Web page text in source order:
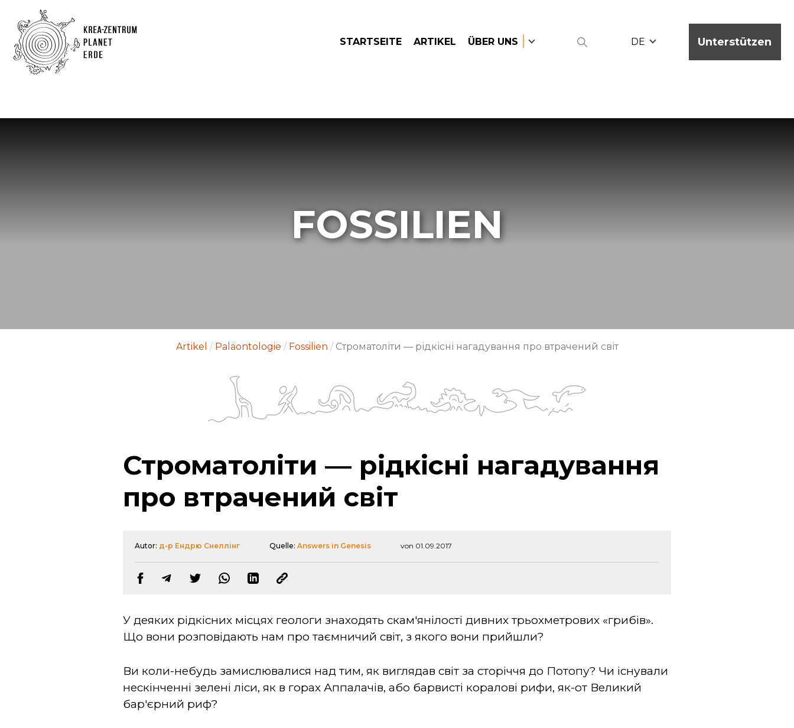
STARTSEITE ARTIKEL ÜBER UNS DE Unterstützen
FOSSILIEN
Artikel / Paläontologie / Fossilien / Строматоліти — рідкісні нагадування про втрачений світ
Строматоліти — рідкісні нагадування
про втрачений світ
Autor: д-р Ендрю Снеллінг Quelle:Answers in Genesis von 01.09.2017
У деяких рідкісних місцях геологи знаходять скам'янілості дивних трьохметрових «грибів».
Що вони розповідають нам про таємничий світ, з якого вони прийшли?
Ви коли-небудь замислювалися над тим, як виглядав світ за сторіччя до Потопу? Чи існували
нескінченні зелені ліси, як в горах Аппалачів, або барвисті коралові рифи, як-от Великий
бар'єрний риф?